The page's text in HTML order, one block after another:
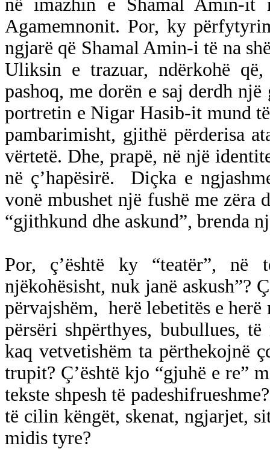
në imazhin e Shamal Amin-it
Agamemnonit. Por, ky
ngjarë që Shamal Amin-i të na
Uliksin e trazuar, ndërkohë
pashoq, me dorën e saj derdh
portretin e Nigar Hasib-it mund
pambarimisht, gjithë përderisa
vërtetë. Dhe, prapë, në një
në ç’hapësirë.
Diçka e
vonë mbushet një fushë me
“gjithkund dhe askund”, brenda
Por, ç’është ky “teatër”, në
njëkohësisht, nuk janë askush”?
përvajshëm, herë lebetitës e
përsëri shpërthyes, bubullues,
kaq vetvetishëm ta përthekojnë
trupit? Ç’është kjo “gjuhë e re”
tekste shpesh të
të cilin këngët, skenat, ngjarjet,
midis tyre?